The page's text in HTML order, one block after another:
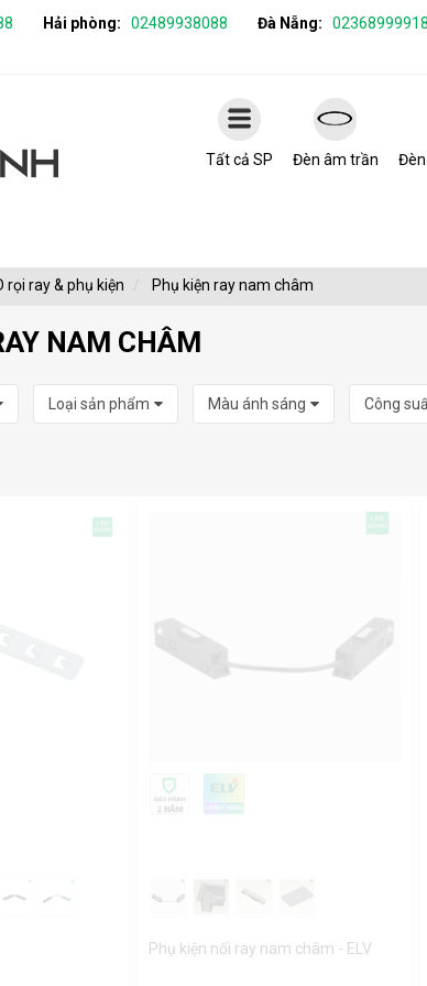
Hải phòng: 02489938088 Đà Nẵng: 02368999918
Tất cả SP Đèn âm trần
rọi ray & phụ kiện Phụ kiện ray nam châm
NAM CHÂM
Loại sản phẩm Màu ánh sáng Công
Phụ kiện nối ray nam châm - ELV